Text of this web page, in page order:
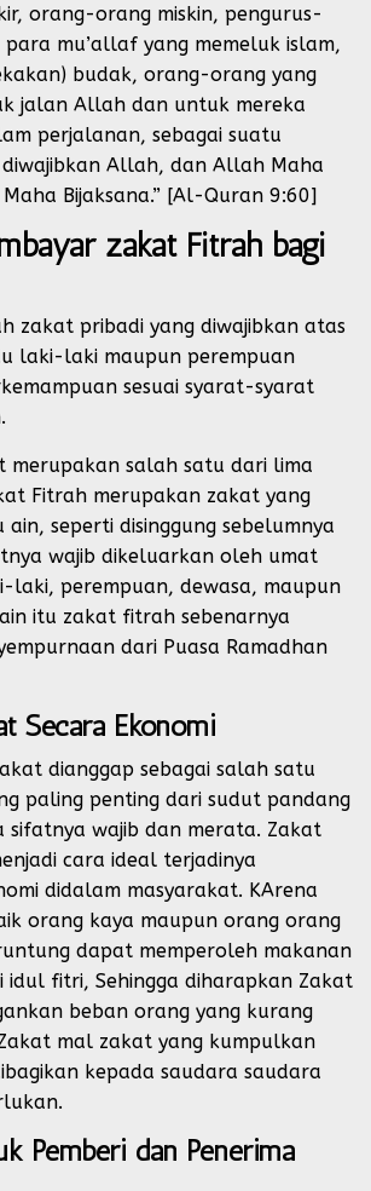
orang-orang miskin, pengurus-
mu’allaf yang memeluk islam,
budak, orang-orang yang
jalan Allah dan untuk mereka
perjalanan, sebagai suatu
Allah, dan Allah Maha
Bijaksana.” [Al-Quran 9:60]
zakat Fitrah bagi
zakat pribadi yang diwajibkan atas
laki-laki maupun perempuan
sesuai syarat-syarat
merupakan salah satu dari lima
Fitrah merupakan zakat yang
seperti disinggung sebelumnya
wajib dikeluarkan oleh umat
laki, perempuan, dewasa, maupun
itu zakat fitrah sebenarnya
dari Puasa Ramadhan
Secara Ekonomi
dianggap sebagai salah satu
paling penting dari sudut pandang
sifatnya wajib dan merata. Zakat
cara ideal terjadinya
didalam masyarakat. KArena
orang kaya maupun orang orang
dapat memperoleh makanan
idul fitri, Sehingga diharapkan Zakat
beban orang yang kurang
mal zakat yang kumpulkan
kepada saudara saudara
Pemberi dan Penerima